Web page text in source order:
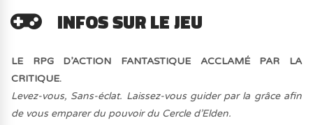
INFOS SUR LE JEU
LE RPG D’ACTION FANTASTIQUE ACCLAMÉ PAR LA
CRITIQUE.
Levez-vous, Sans-éclat. Laissez-vous guider par la grâce afin
de vous emparer du pouvoir du Cercle d’Elden.